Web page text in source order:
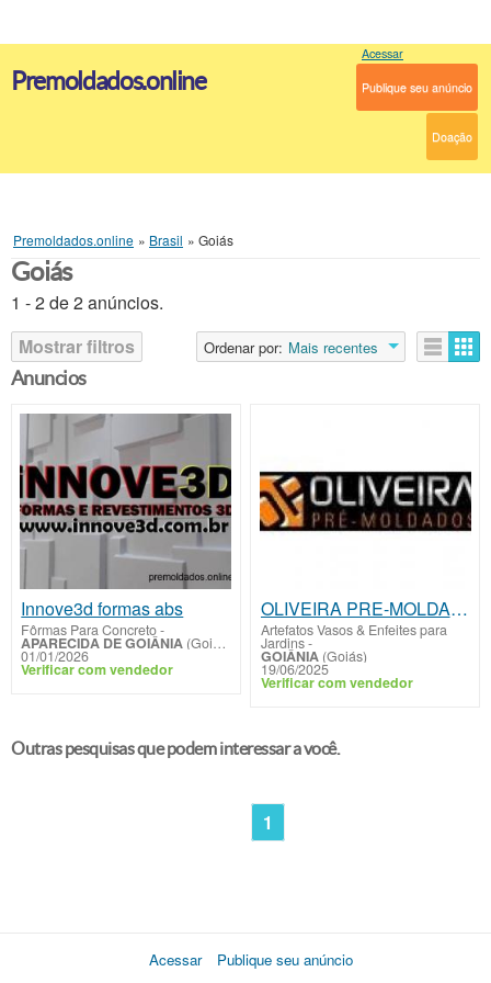
Premoldados.online
Acessar
Publique seu anúncio
Doação
Premoldados.online » Brasil » Goiás
Goiás
1 - 2 de 2 anúncios.
Mostrar filtros
Ordenar por: Mais recentes
Anuncios
Innove3d formas abs
Fôrmas Para Concreto-
APARECIDA DE GOIÂNIA (Goiás)
01/01/2026
Verificar com vendedor
OLIVEIRA PRE-MOLDADOS
Artefatos Vasos & Enfeites para
Jardins-
GOIÂNIA(Goiás)
19/06/2025
Verificar com vendedor
Outras pesquisas que podem interessar a você.
1
Acessar Publique seu anúncio